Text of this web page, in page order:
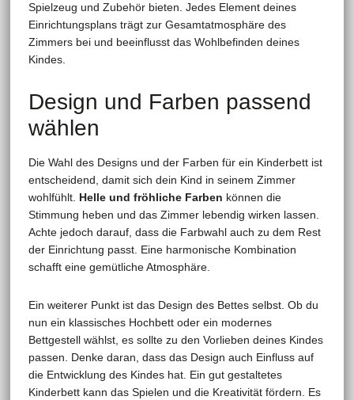
Spielzeug und Zubehör bieten. Jedes Element deines
Einrichtungsplans trägt zur Gesamtatmosphäre des
Zimmers bei und beeinflusst das Wohlbefinden deines
Kindes.
Design und Farben passend
wählen
Die Wahl des Designs und der Farben für ein Kinderbett ist
entscheidend, damit sich dein Kind in seinem Zimmer
wohlfühlt. Helle und fröhliche Farben können die
Stimmung heben und das Zimmer lebendig wirken lassen.
Achte jedoch darauf, dass die Farbwahl auch zu dem Rest
der Einrichtung passt. Eine harmonische Kombination
schafft eine gemütliche Atmosphäre.
Ein weiterer Punkt ist das Design des Bettes selbst. Ob du
nun ein klassisches Hochbett oder ein modernes
Bettgestell wählst, es sollte zu den Vorlieben deines Kindes
passen. Denke daran, dass das Design auch Einfluss auf
die Entwicklung des Kindes hat. Ein gut gestaltetes
Kinderbett kann das Spielen und die Kreativität fördern. Es